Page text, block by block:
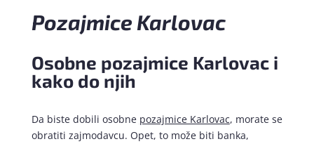
Pozajmice Karlovac
Osobne pozajmice Karlovac i
kako do njih
Da biste dobili osobne pozajmice Karlovac, morate se
obratiti zajmodavcu. Opet, to može biti banka,